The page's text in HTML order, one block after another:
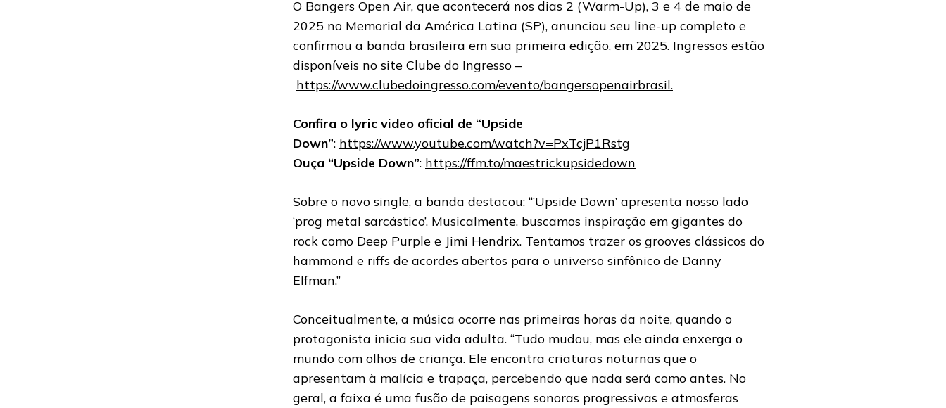
O Bangers Open Air, que acontecerá nos dias 2 (Warm-Up), 3 e 4 de maio de
2025 no Memorial da América Latina (SP), anunciou seu line-up completo e
confirmou a banda brasileira em sua primeira edição, em 2025. Ingressos estão
disponíveis no site Clube do Ingresso –
https://www.clubedoingresso.com/evento/bangersopenairbrasil.
Confira o lyric video oficial de “Upside
Down”: https://www.youtube.com/watch?v=PxTcjP1Rstg
Ouça “Upside Down”: https://ffm.to/maestrickupsidedown
Sobre o novo single, a banda destacou: “’Upside Down’ apresenta nosso lado
‘prog metal sarcástico’. Musicalmente, buscamos inspiração em gigantes do
rock como Deep Purple e Jimi Hendrix. Tentamos trazer os grooves clássicos do
hammond e riffs de acordes abertos para o universo sinfônico de Danny
Elfman.”
Conceitualmente, a música ocorre nas primeiras horas da noite, quando o
protagonista inicia sua vida adulta. “Tudo mudou, mas ele ainda enxerga o
mundo com olhos de criança. Ele encontra criaturas noturnas que o
apresentam à malícia e trapaça, percebendo que nada será como antes. No
geral, a faixa é uma fusão de paisagens sonoras progressivas e atmosferas